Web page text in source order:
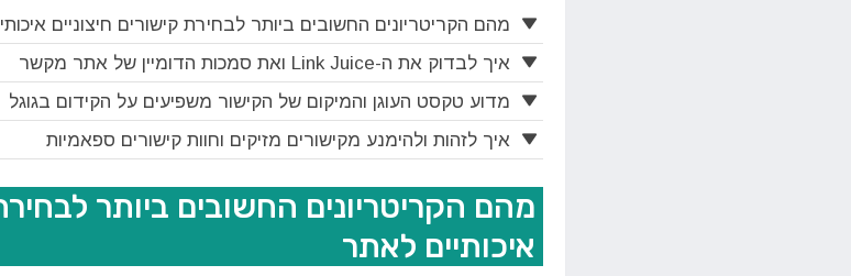
מהם הקריטריונים החשובים ביותר לבחירת קישורים חיצוניים
איך לבדוק את ה-Link Juice ואת סמכות הדומיין של אתר מקשר
מדוע טקסט העוגן והמיקום של הקישור משפיעים על הקידום בגוגל
איך לזהות ולהימנע מקישורים מזיקים וחוות קישורים ספאמיות
מהם הקריטריונים החשובים ביותר
איכותיים לאתר